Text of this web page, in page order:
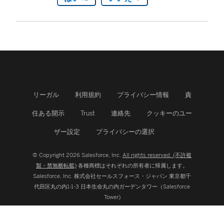
リーガル 利用規約 プライバシー情報 責
任ある開示 Trust 連絡先 クッキーのユー
ザー設定 プライバシーの選択
© Copyright 2026 Salesforce, Inc. All rights reserved. (不許複
製・禁無断転載) 各種商標はそれぞれの所有者に帰属します。
Salesforce, Inc. 株式会社セールスフォース・ジャパン 東京都千
代田区丸の内1-1-3 日本生命丸の内ガーデンタワー（Salesforce
Tower)